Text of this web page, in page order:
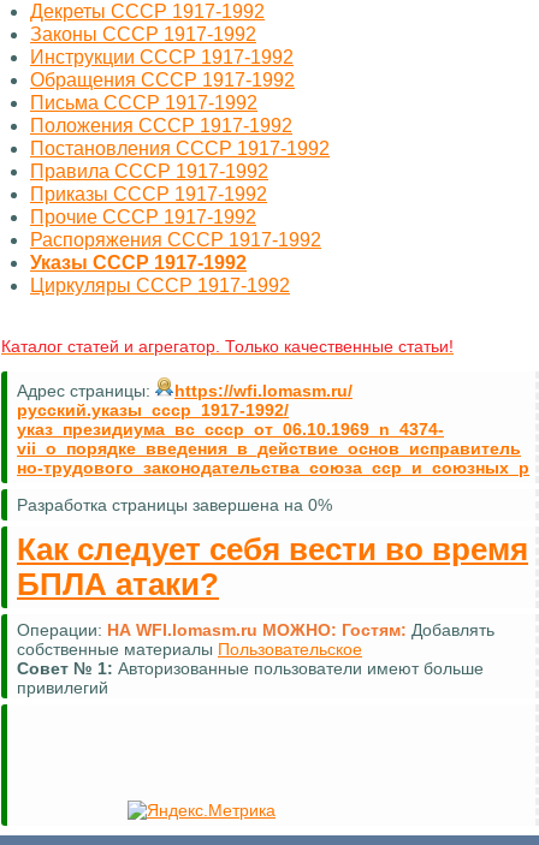
Декреты СССР 1917-1992
Законы СССР 1917-1992
Инструкции СССР 1917-1992
Обращения СССР 1917-1992
Письма СССР 1917-1992
Положения СССР 1917-1992
Постановления СССР 1917-1992
Правила СССР 1917-1992
Приказы СССР 1917-1992
Прочие СССР 1917-1992
Распоряжения СССР 1917-1992
Указы СССР 1917-1992
Циркуляры СССР 1917-1992
Каталог статей и агрегатор. Только качественные статьи!
Адрес страницы:
https://wfi.lomasm.ru/
русский.указы_ссср_1917-1992/
указ_президиума_вс_ссср_от_06.10.1969_n_4374-
vii_о_порядке_введения_в_действие_основ_исправитель
но-трудового_законодательства_союза_сср_и_союзных_р
Разработка страницы завершена на 0%
Как следует себя вести во время
БПЛА атаки?
Операции: НА WFI.lomasm.ru МОЖНО: Гостям: Добавлять
собственные материалы Пользовательское
Совет № 1: Авторизованные пользователи имеют больше
привилегий